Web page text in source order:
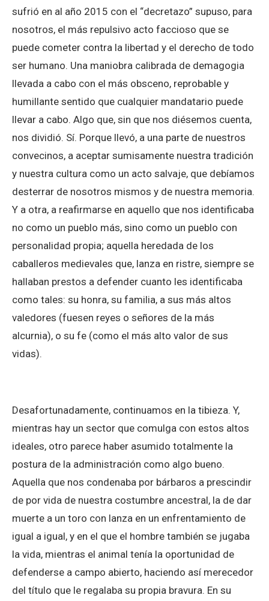
sufrió en al año 2015 con el “decretazo” supuso, para
nosotros, el más repulsivo acto faccioso que se
puede cometer contra la libertad y el derecho de todo
ser humano. Una maniobra calibrada de demagogia
llevada a cabo con el más obsceno, reprobable y
humillante sentido que cualquier mandatario puede
llevar a cabo. Algo que, sin que nos diésemos cuenta,
nos dividió. Sí. Porque llevó, a una parte de nuestros
convecinos, a aceptar sumisamente nuestra tradición
y nuestra cultura como un acto salvaje, que debíamos
desterrar de nosotros mismos y de nuestra memoria.
Y a otra, a reafirmarse en aquello que nos identificaba
no como un pueblo más, sino como un pueblo con
personalidad propia; aquella heredada de los
caballeros medievales que, lanza en ristre, siempre se
hallaban prestos a defender cuanto les identificaba
como tales: su honra, su familia, a sus más altos
valedores (fuesen reyes o señores de la más
alcurnia), o su fe (como el más alto valor de sus
vidas).
Desafortunadamente, continuamos en la tibieza. Y,
mientras hay un sector que comulga con estos altos
ideales, otro parece haber asumido totalmente la
postura de la administración como algo bueno.
Aquella que nos condenaba por bárbaros a prescindir
de por vida de nuestra costumbre ancestral, la de dar
muerte a un toro con lanza en un enfrentamiento de
igual a igual, y en el que el hombre también se jugaba
la vida, mientras el animal tenía la oportunidad de
defenderse a campo abierto, haciendo así merecedor
del título que le regalaba su propia bravura. En su